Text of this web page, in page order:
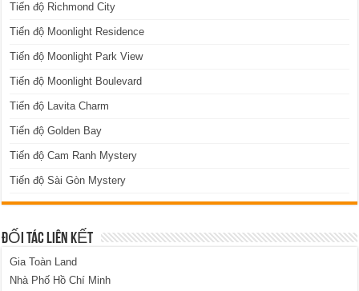
Tiến độ Richmond City
Tiến độ Moonlight Residence
Tiến độ Moonlight Park View
Tiến độ Moonlight Boulevard
Tiến độ Lavita Charm
Tiến độ Golden Bay
Tiến độ Cam Ranh Mystery
Tiến độ Sài Gòn Mystery
ĐỐI TÁC LIÊN KẾT
Gia Toàn Land
Nhà Phố Hồ Chí Minh